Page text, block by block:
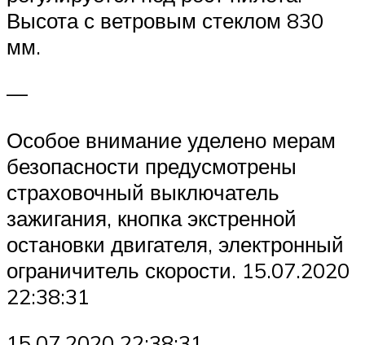
Высота с ветровым стеклом 830
мм.
—
Особое внимание уделено мерам
безопасности предусмотрены
страховочный выключатель
зажигания, кнопка экстренной
остановки двигателя, электронный
ограничитель скорости. 15.07.2020
22:38:31